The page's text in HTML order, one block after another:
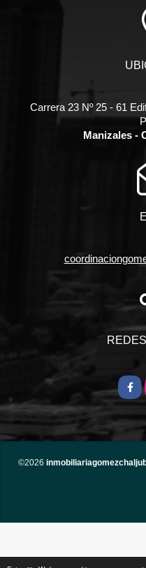
Carrera 23 Nº 25 - 61
Manizales -
©2026